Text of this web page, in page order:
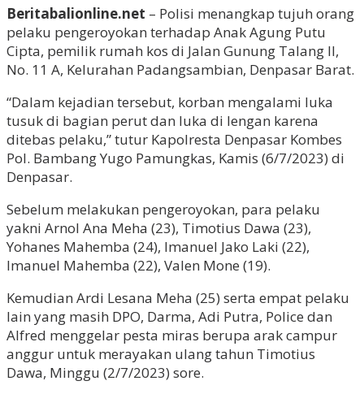
Beritabalionline.net – Polisi menangkap tujuh orang
pelaku pengeroyokan terhadap Anak Agung Putu
Cipta, pemilik rumah kos di Jalan Gunung Talang II,
No. 11 A, Kelurahan Padangsambian, Denpasar Barat.
“Dalam kejadian tersebut, korban mengalami luka
tusuk di bagian perut dan luka di lengan karena
ditebas pelaku,” tutur Kapolresta Denpasar Kombes
Pol. Bambang Yugo Pamungkas, Kamis (6/7/2023) di
Denpasar.
Sebelum melakukan pengeroyokan, para pelaku
yakni Arnol Ana Meha (23), Timotius Dawa (23),
Yohanes Mahemba (24), Imanuel Jako Laki (22),
Imanuel Mahemba (22), Valen Mone (19).
Kemudian Ardi Lesana Meha (25) serta empat pelaku
lain yang masih DPO, Darma, Adi Putra, Police dan
Alfred menggelar pesta miras berupa arak campur
anggur untuk merayakan ulang tahun Timotius
Dawa, Minggu (2/7/2023) sore.